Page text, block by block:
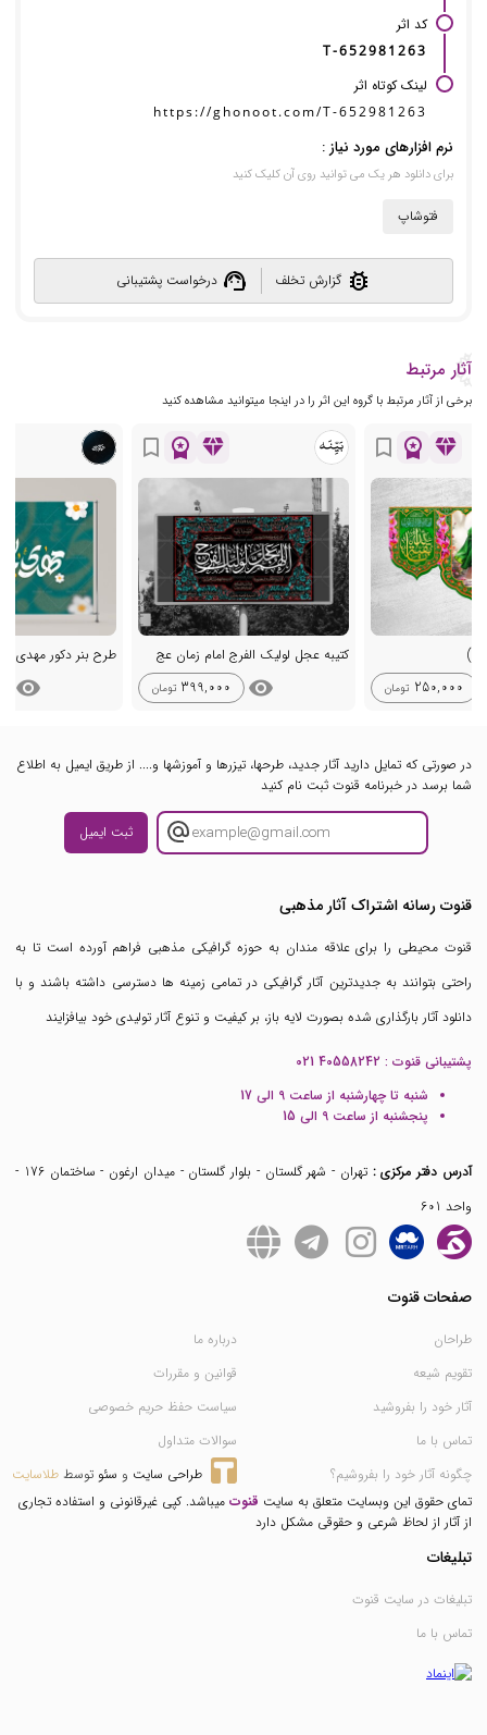
کد اثر
T-652981263
لینک کوتاه اثر
https://ghonoot.com/T-652981263
نرم افزارهای مورد نیاز :
برای دانلود هر یک می توانید روی آن کلیک کنید
فتوشاپ
bug_report گزارش تخلف support_agent درخواست پشتیبانی
آثار مرتبط
برخی از آثار مرتبط با گروه این اثر را در اینجا میتوانید مشاهده کنید
diamond
workspace_premium
bookmark_border
250,000 تومان
diamond
workspace_premium
bookmark_border
کتیبه عجل لولیک الفرج امام زمان عج
visibility
399,000 تومان
طرح بنر دکور مهدی
visibility
در صورتی که تمایل دارید آثار جدید، طرحها، تیزرها و آموزشها و.... از طریق ایمیل به اطلاع
شما برسد در خبرنامه قنوت ثبت نام کنید
ثبت ایمیل
قنوت رسانه اشتراک آثار مذهبی
قنوت محیطی را برای علاقه مندان به حوزه گرافیکی مذهبی فراهم آورده است تا به
راحتی بتوانند به جدیدترین آثار گرافیکی در تمامی زمینه ها دسترسی داشته باشند و با
دانلود آثار بارگذاری شده بصورت لایه باز، بر کیفیت و تنوع آثار تولیدی خود بیافزایند
پشتیبانی قنوت : 021 40558242
شنبه تا چهارشنبه از ساعت 9 الی 17
پنجشنبه از ساعت 9 الی 15
آدرس دفتر مرکزی :
تهران - شهر گلستان - بلوار گلستان - میدان ارغون - ساختمان 176 -
واحد 601
صفحات قنوت
طراحان
تقویم شیعه
آثار خود را بفروشید
تماس با ما
چگونه آثار خود را بفروشیم؟
درباره ما
قوانین و مقررات
سیاست حفظ حریم خصوصی
سوالات متداول
طراحی سایت و سئو توسط طلاسایت
تمای حقوق این وبسایت متعلق به سایت قنوت میباشد. کپی غیرقانونی و استفاده تجاری
از آثار از لحاظ شرعی و حقوقی مشکل دارد
تبلیغات
تبلیغات در سایت قنوت
تماس با ما